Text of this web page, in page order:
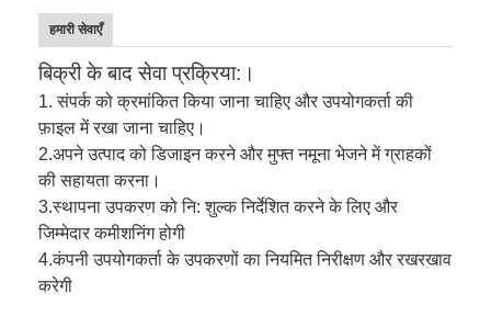
हमारी सेवाएँ
बिक्री के बाद सेवा प्रक्रिया:।
1. संपर्क को क्रमांकित किया जाना चाहिए और उपयोगकर्ता की
फ़ाइल में रखा जाना चाहिए।
2.अपने उत्पाद को डिजाइन करने और मुफ्त नमूना भेजने में ग्राहकों
की सहायता करना।
3.स्थापना उपकरण को नि: शुल्क निर्देशित करने के लिए और
जिम्मेदार कमीशनिंग होगी
4.कंपनी उपयोगकर्ता के उपकरणों का नियमित निरीक्षण और रखरखाव
करेगी